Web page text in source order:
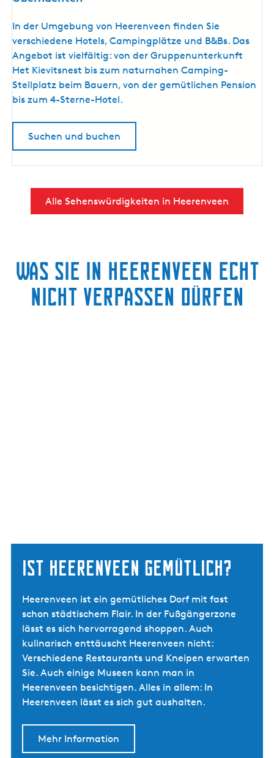
Ü
b
e
r
n
a
In der Umgebung von Heerenveen finden Sie
verschiedene Hotels, Campingplätze und B&Bs. Das
Angebot ist vielfältig: von der Gruppenunterkunft
Het Kievitsnest bis zum naturnahen Camping-
Stellplatz beim Bauern, von der gemütlichen Pension
bis zum 4-Sterne-Hotel.
Suchen und buchen
Alle Sehenswürdigkeiten in Heerenveen
Was Sie in Heerenveen echt
nicht verpassen dürfen
Ist Heerenveen gemütlich?
Heerenveen ist ein gemütliches Dorf mit fast
schon städtischem Flair. In der Fußgängerzone
lässt es sich hervorragend shoppen. Auch
kulinarisch enttäuscht Heerenveen nicht:
Verschiedene Restaurants und Kneipen erwarten
Sie. Auch einige Museen kann man in
Heerenveen besichtigen. Alles in allem: In
Heerenveen lässt es sich gut aushalten.
Mehr Information